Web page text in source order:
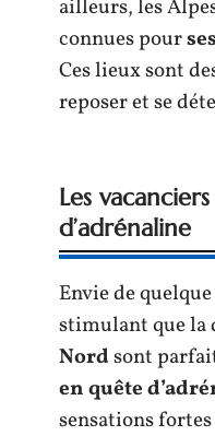
ailleurs, les
connues pour
Ces lieux sont
reposer et se
Les
d’adrénaline
Envie de
stimulant que la
Nordsont
en quête
sensations